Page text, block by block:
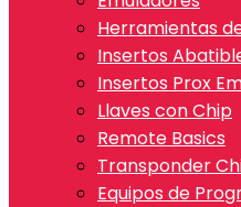
Herramientas
Insertos
Insertos Prox
Llaves con Chip
Remote Basics
Transponder
Equipos de